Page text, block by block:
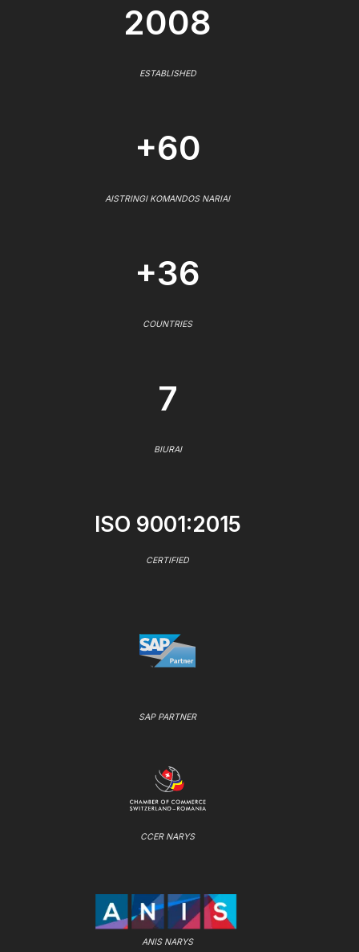
2008
ESTABLISHED
+60
AISTRINGI KOMANDOS NARIAI
+36
COUNTRIES
7
BIURAI
ISO 9001:2015
CERTIFIED
SAP PARTNER
CCER NARYS
ANIS NARYS